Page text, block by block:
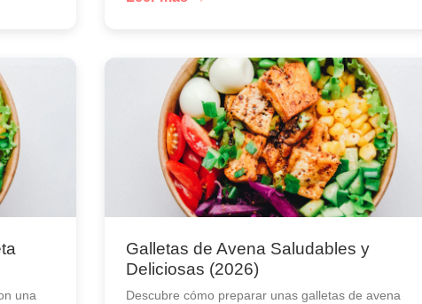
una
Galletas de Avena Saludables y
Deliciosas (2026)
Descubre cómo preparar unas galletas de avena